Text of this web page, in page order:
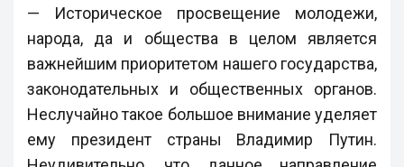
— Историческое просвещение молодежи,
народа, да и общества в целом является
важнейшим приоритетом нашего государства,
законодательных и общественных органов.
Неслучайно такое большое внимание уделяет
ему президент страны Владимир Путин.